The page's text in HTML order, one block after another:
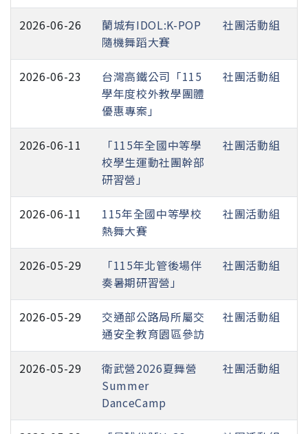
2026-06-26
蘭城有IDOL:K-POP
隨機舞蹈大賽
社團活動組
2026-06-23
台灣高鐵公司「115
學年度校外教學團體
優惠專案」
社團活動組
2026-06-11
「115年全國中等學
校學生運動社團幹部
研習營」
社團活動組
2026-06-11
115年全國中等學校
熱舞大賽
社團活動組
2026-05-29
「115年北管後場伴
奏暑期研習營」
社團活動組
2026-05-29
交通部公路局所屬交
通安全教育園區參訪
社團活動組
2026-05-29
衛武營2026夏舞營
Summer
DanceCamp
社團活動組